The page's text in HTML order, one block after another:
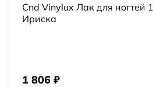
Cnd Vinylux Лак для ногтей
Ириска
1 806 ₽